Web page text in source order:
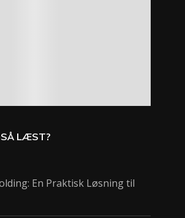
LÆST?
En Praktisk Løsning til